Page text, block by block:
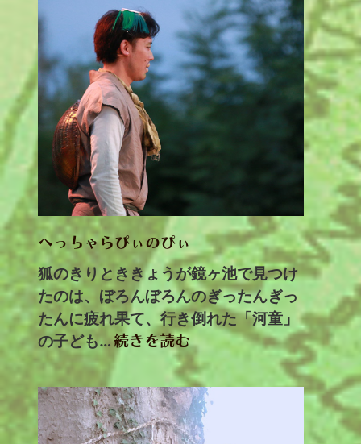
へっちゃらぴぃのぴぃ
狐のきりとききょうが鏡ヶ池で見つけ
たのは、ぼろんぼろんのぎったんぎっ
たんに疲れ果て、行き倒れた「河童」
の子ども…続きを読む